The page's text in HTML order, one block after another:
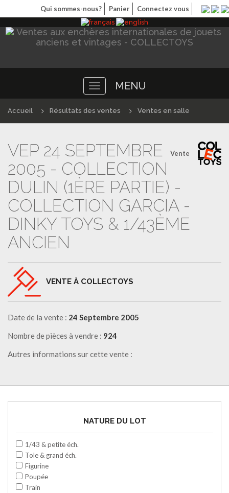
Qui sommes-nous? Panier Connectez vous
Toggle
navigation
MENU
Accueil Résultats des ventes Ventes en salle
Vente
VEP 24 SEPTEMBRE
2005 - COLLECTION
DULIN (1ÈRE PARTIE) -
COLLECTION GARCIA -
DINKY TOYS & 1/43ÈME
ANCIEN
VENTE À COLLECTOYS
Date de la vente : 24 Septembre 2005
Nombre de pièces à vendre : 924
Autres informations sur cette vente :
NATURE DU LOT
1/43 & petite éch.
Tole & grand éch.
Figurine
Poupée
Train